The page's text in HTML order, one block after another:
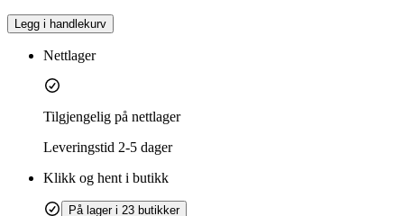
Legg i handlekurv
Nettlager
Tilgjengelig på nettlager
Leveringstid 2-5 dager
Klikk og hent i butikk
På lager i 23 butikker